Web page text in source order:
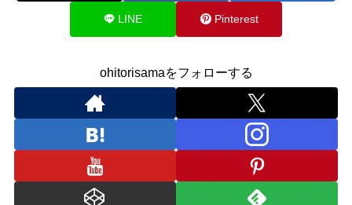
LINE Pinterest
ohitorisamaをフォローする